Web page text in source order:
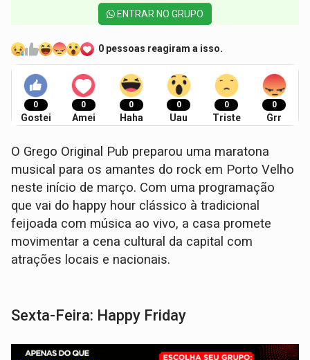
ENTRAR NO GRUPO
0 pessoas reagiram a isso.
0
Gostei
0
Amei
0
Haha
0
Uau
0
Triste
0
Grr
O Grego Original Pub preparou uma maratona
musical para os amantes do rock em Porto Velho
neste início de março. Com uma programação
que vai do happy hour clássico à tradicional
feijoada com música ao vivo, a casa promete
movimentar a cena cultural da capital com
atrações locais e nacionais.
Sexta-Feira: Happy Friday